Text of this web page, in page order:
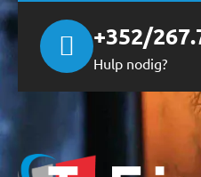
+352/
Hulp nodig?